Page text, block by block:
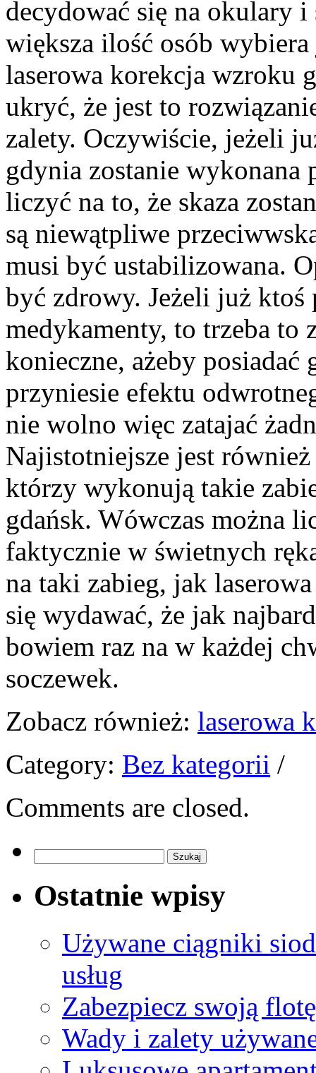
decydować się na okulary
większa ilość osób
laserowa korekcja wzroku
ukryć, że jest to
zalety. Oczywiście, jeżeli
gdynia zostanie wykonana
liczyć na to, że skaza
są niewątpliwe
musi być ustabilizowana.
być zdrowy. Jeżeli już
medykamenty, to trzeba to
konieczne, ażeby posiadać
przyniesie efektu
nie wolno więc zatajać
Najistotniejsze jest
którzy wykonują takie
gdańsk. Wówczas można
faktycznie w świetnych
na taki zabieg, jak
się wydawać, że jak
bowiem raz na w każdej
soczewek.
Zobacz również: laserowa
Category: Bez kategorii /
Comments are closed.
Ostatnie wpisy
Używane ciągniki
usług
Zabezpiecz swoją flotę
Wady i zalety